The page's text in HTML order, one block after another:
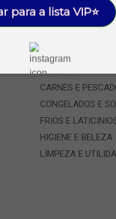
para a lista VIP⭐
Departamentos
ALIMENTOS
BEBIDAS
CARNES E
CONGELADOS E
FRIOS E
HIGIENE E BELEZA
LIMPEZA E